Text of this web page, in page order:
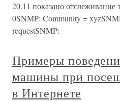
20.11 показано отслеживание
0SNMP: Community =
requestSNMP:
Примеры
машины при
в Интернете